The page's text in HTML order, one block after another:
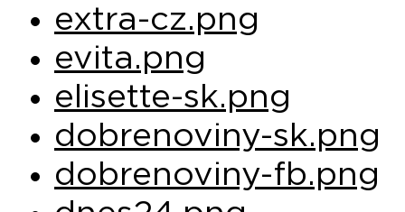
extra-cz.png
evita.png
elisette-sk.png
dobrenoviny-sk.png
dobrenoviny-fb.png